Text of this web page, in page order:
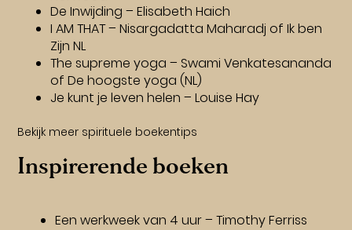
De Inwijding – Elisabeth Haich
I AM THAT – Nisargadatta Maharadj ofIk ben
Zijn NL
The supreme yoga – Swami Venkatesananda
ofDe hoogste yoga (NL)
Je kunt je leven helen – Louise Hay
Bekijk meer spirituele boekentips
Inspirerende boeken
Een werkweek van 4 uur – Timothy Ferriss